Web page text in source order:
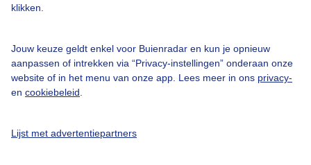
klikken.
Jouw keuze geldt enkel voor Buienradar en kun je opnieuw
aanpassen of intrekken via “Privacy-instellingen” onderaan onze
website of in het menu van onze app. Lees meer in ons privacy-
en cookiebeleid
Lijst met advertentiepartners
Adverteren
Privacy beleid
Cookie beleid
Gratis weerdata